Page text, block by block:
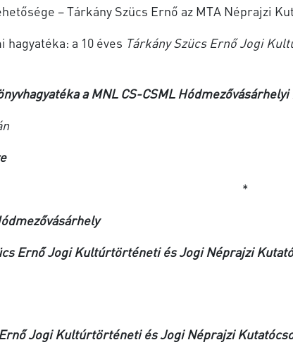
– Tárkány Szücs Ernő az MTA Néprajzi
a 10 éves Tárkány Szücs Ernő Jogi
a MNL CS-CSML
*
Ernő Jogi Kultúrtörténeti és Jogi Néprajzi
Ernő Jogi Kultúrtörténeti és Jogi Néprajzi